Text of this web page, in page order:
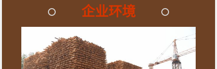
企业环境